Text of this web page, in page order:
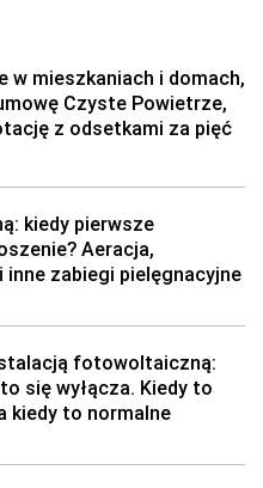
w mieszkaniach i domach,
Czyste Powietrze,
z odsetkami za pięć
kiedy pierwsze
Aeracja,
inne zabiegi pielęgnacyjne
fotowoltaiczną:
się wyłącza. Kiedy to
kiedy to normalne